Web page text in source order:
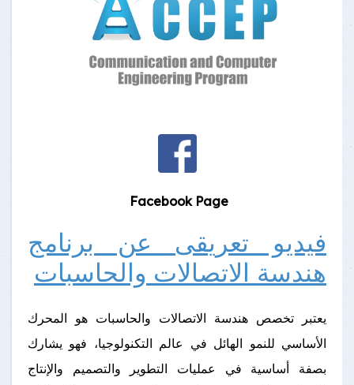
Facebook Page
فيديو تعريقى عن برنامج
هندسة الاتصالات والحاسبات
يعتبر تخصص هندسة الاتصالات والحاسبات هو المحرك
الأساسي للنمو الهائل في عالم التكنولوجيا، فهو يشارك
بصفة أساسية في عمليات التطوير والتصميم والإنتاج